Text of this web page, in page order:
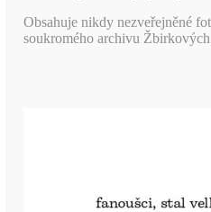
Obsahuje nikdy nezveřejněné
soukromého archivu